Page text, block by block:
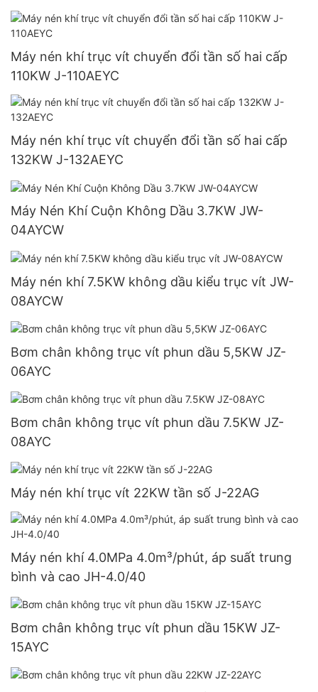
Máy nén khí trục vít chuyển đổi tần số hai cấp
110KW J-110AEYC
Máy nén khí trục vít chuyển đổi tần số hai cấp
132KW J-132AEYC
Máy Nén Khí Cuộn Không Dầu 3.7KW JW-
04AYCW
Máy nén khí 7.5KW không dầu kiểu trục vít JW-
08AYCW
Bơm chân không trục vít phun dầu 5,5KW JZ-
06AYC
Bơm chân không trục vít phun dầu 7.5KW JZ-
08AYC
Máy nén khí trục vít 22KW tần số J-22AG
Máy nén khí 4.0MPa 4.0m³/phút, áp suất trung
bình và cao JH-4.0/40
Bơm chân không trục vít phun dầu 15KW JZ-
15AYC